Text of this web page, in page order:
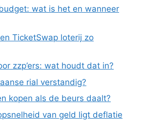
wat is het en wanneer
TicketSwap loterij zo
zzp’ers: wat houdt dat in?
rial verstandig?
kopen als de beurs daalt?
van geld ligt deflatie